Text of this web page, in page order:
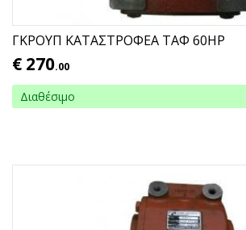
ΓΚΡΟΥΠ ΚΑΤΑΣΤΡΟΦΕΑ ΤΑΦ 60HP
€ 270.00
Διαθέσιμο